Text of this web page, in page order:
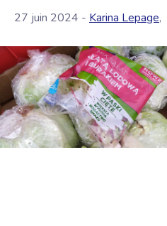
27 juin 2024 - Karina Lepage,